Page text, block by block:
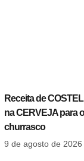
Receita de
na CERVEJA para
churrasco
9 de agosto de 2026